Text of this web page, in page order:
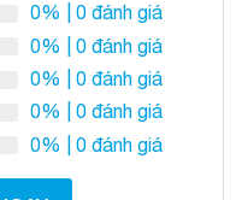
0% | 0 đánh giá
0% | 0 đánh giá
0% | 0 đánh giá
0% | 0 đánh giá
0% | 0 đánh giá